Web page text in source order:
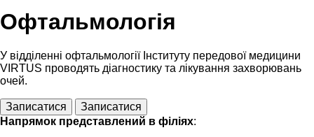
Офтальмологія
У відділенні офтальмології Інституту передової медицини
VIRTUS проводять діагностику та лікування захворювань
очей.
Записатися
Записатися
Напрямок представлений в філіях: